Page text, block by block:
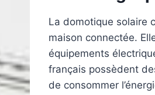
La domotique solaire
maison connectée.
équipements
français possèdent
de consommer